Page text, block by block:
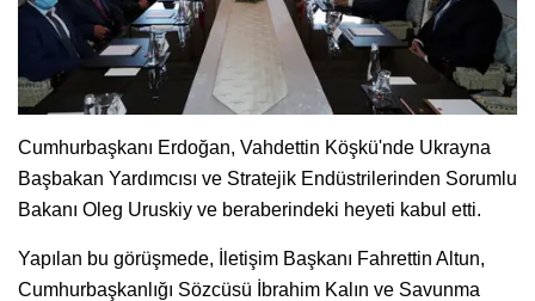
Cumhurbaşkanı Erdoğan, Vahdettin Köşkü'nde Ukrayna
Başbakan Yardımcısı ve Stratejik Endüstrilerinden Sorumlu
Bakanı Oleg Uruskiy ve beraberindeki heyeti kabul etti.
Yapılan bu görüşmede, İletişim Başkanı Fahrettin Altun,
Cumhurbaşkanlığı Sözcüsü İbrahim Kalın ve Savunma